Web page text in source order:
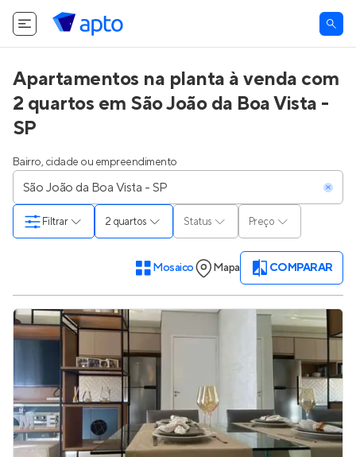
Apartamentos na planta à venda com
2 quartos em São João da Boa Vista -
SP
Bairro, cidade ou empreendimento
2 quartos Status Preço
Filtrar
Mosaico Mapa COMPARAR